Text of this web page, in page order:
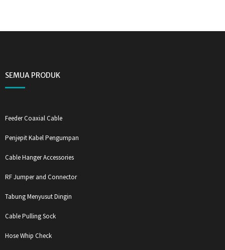
SEMUA PRODUK
Feeder Coaxial Cable
Penjepit Kabel Pengumpan
Cable Hanger Accessories
RF Jumper and Connector
Tabung Menyusut Dingin
Cable Pulling Sock
Hose Whip Check